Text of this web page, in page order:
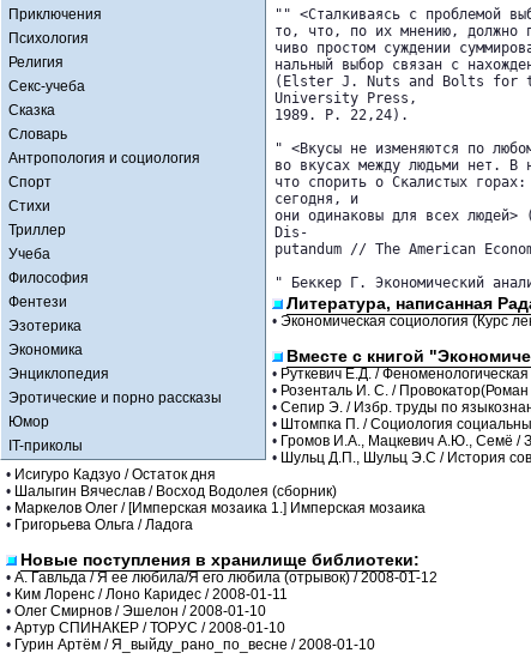
Приключения
Психология
Религия
Секс-учеба
Сказка
Словарь
Антропология и социология
Спорт
Стихи
Триллер
Учеба
Философия
Фентези
Эзотерика
Экономика
Энциклопедия
Эротические и порно рассказы
Юмор
IT-приколы
"" <Сталкиваясь с проблемой
то, что, по их мнению, должно
чиво простом суждении
нальный выбор связан с
(Elster J. Nuts and Bolts for
University Press,
1989. P. 22,24).
" <Вкусы не изменяются по
во вкусах между людьми нет. В
что спорить о Скалистых
сегодня, и
они одинаковы для всех
Dis-
putandum // The American
" Беккер Г. Экономический
Литература, написанная
• Экономическая социология (Курс
Вместе с книгой
• Руткевич Е.Д. /
• Розенталь И. С. /
• Сепир Э. / Избр. труды по
• Штомпка П. / Социология
• Громов И.А., Мацкевич А.Ю., Семё /
• Шульц Д.П., Шульц Э.С / История
• Исигуро Кадзуо / Остаток дня
• Шалыгин Вячеслав / Восход Водолея (сборник)
• Маркелов Олег / [Имперская мозаика 1.] Имперская мозаика
• Григорьева Ольга / Ладога
Новые поступления в хранилище библиотеки:
• А. Гавльда / Я ее любила/Я его любила (отрывок) / 2008-01-12
• Ким Лоренс / Лоно Каридес / 2008-01-11
• Олег Смирнов / Эшелон / 2008-01-10
• Артур СПИНАКЕР / ТОРУС / 2008-01-10
• Гурин Артём / Я_выйду_рано_по_весне / 2008-01-10